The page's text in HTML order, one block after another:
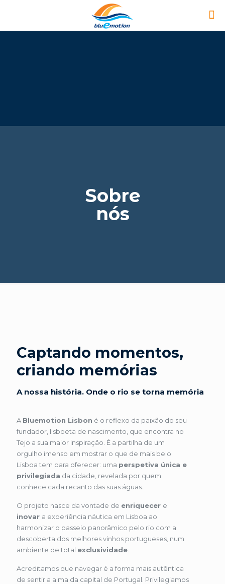
Sobre
nós
Captando momentos,
criando memórias
A nossa história. Onde o rio se torna memória
A Bluemotion Lisbon é o reflexo da paixão do seu
fundador, lisboeta de nascimento, que encontra no
Tejo a sua maior inspiração. É a partilha de um
orgulho imenso em mostrar o que de mais belo
Lisboa tem para oferecer: uma perspetiva única e
privilegiada da cidade, revelada por quem
conhece cada recanto das suas águas.
O projeto nasce da vontade de enriquecer e
inovar a experiência náutica em Lisboa ao
harmonizar o passeio panorâmico pelo rio com a
descoberta dos melhores vinhos portugueses, num
ambiente de total exclusividade
Acreditamos que navegar é a forma mais autêntica
de sentir a alma da capital de Portugal. Privilegiamos